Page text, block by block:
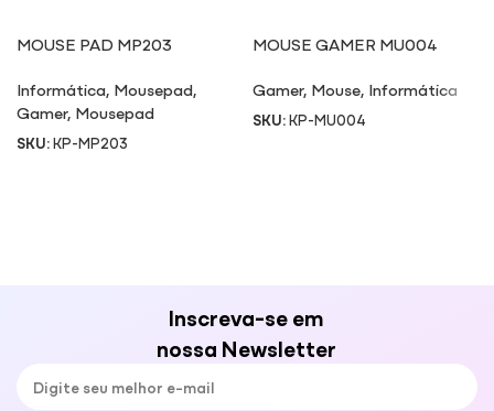
MOUSE PAD MP203
Informática, Mousepad,
Gamer, Mousepad
SKU:KP-MP203
MOUSE GAMER MU004
Gamer, Mouse, Informática
SKU:KP-MU004
Inscreva-se em
nossa Newsletter